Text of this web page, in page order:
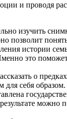
и проводя
изучить
позволит
истории
это
о
себя образом.
можно